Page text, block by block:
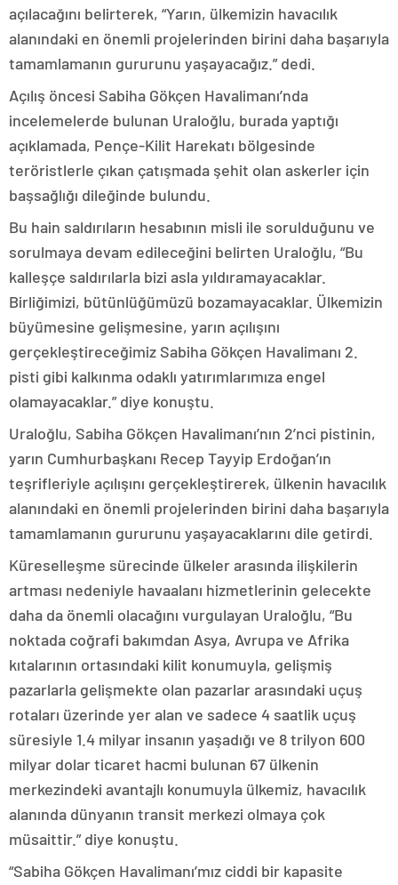
açılacağını belirterek, “Yarın, ülkemizin havacılık
alanındaki en önemli projelerinden birini daha başarıyla
tamamlamanın gururunu yaşayacağız.” dedi.
Açılış öncesi Sabiha Gökçen Havalimanı’nda
incelemelerde bulunan Uraloğlu, burada yaptığı
açıklamada, Pençe-Kilit Harekatı bölgesinde
teröristlerle çıkan çatışmada şehit olan askerler için
başsağlığı dileğinde bulundu.
Bu hain saldırıların hesabının misli ile sorulduğunu ve
sorulmaya devam edileceğini belirten Uraloğlu, “Bu
kalleşçe saldırılarla bizi asla yıldıramayacaklar.
Birliğimizi, bütünlüğümüzü bozamayacaklar. Ülkemizin
büyümesine gelişmesine, yarın açılışını
gerçekleştireceğimiz Sabiha Gökçen Havalimanı 2.
pisti gibi kalkınma odaklı yatırımlarımıza engel
olamayacaklar.” diye konuştu.
Uraloğlu, Sabiha Gökçen Havalimanı’nın 2’nci pistinin,
yarın Cumhurbaşkanı Recep Tayyip Erdoğan’ın
teşrifleriyle açılışını gerçekleştirerek, ülkenin havacılık
alanındaki en önemli projelerinden birini daha başarıyla
tamamlamanın gururunu yaşayacaklarını dile getirdi.
Küreselleşme sürecinde ülkeler arasında ilişkilerin
artması nedeniyle havaalanı hizmetlerinin gelecekte
daha da önemli olacağını vurgulayan Uraloğlu, “Bu
noktada coğrafi bakımdan Asya, Avrupa ve Afrika
kıtalarının ortasındaki kilit konumuyla, gelişmiş
pazarlarla gelişmekte olan pazarlar arasındaki uçuş
rotaları üzerinde yer alan ve sadece 4 saatlik uçuş
süresiyle 1.4 milyar insanın yaşadığı ve 8 trilyon 600
milyar dolar ticaret hacmi bulunan 67 ülkenin
merkezindeki avantajlı konumuyla ülkemiz, havacılık
alanında dünyanın transit merkezi olmaya çok
müsaittir.” diye konuştu.
“Sabiha Gökçen Havalimanı’mız ciddi bir kapasite